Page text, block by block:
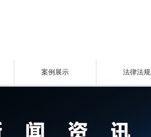
案例展示 法律法规